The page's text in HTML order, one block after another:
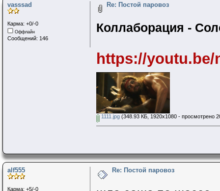
vasssad
Карма: +0/-0
Оффлайн
Сообщений: 146
Re: Постой паровоз
Коллаборация -
https://youtu.be/
1111.jpg(348.93 КБ, 1920x1080 - просмотрено
alf555
Карма: +5/-0
Re: Постой паровоз